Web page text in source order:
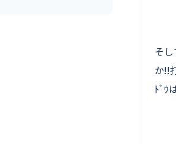
そ
か!!
ﾄﾞｳ